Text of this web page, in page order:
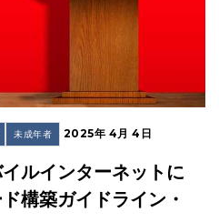
未成年者 2025年 4月 4日
ルインターネットに
構築ガイドライン・